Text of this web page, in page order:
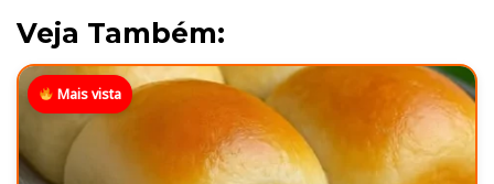
Veja Também:
Mais vista